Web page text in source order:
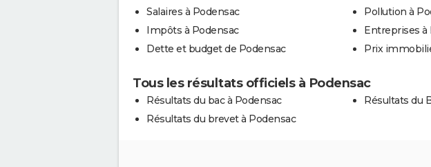
Salaires à Podensac
Impôts à Podensac
Dette et budget de Podensac
Pollution à
Entreprises à
Prix
Tous les résultats officiels à Podensac
Résultats du bac à Podensac
Résultats du brevet à Podensac
Résultats du